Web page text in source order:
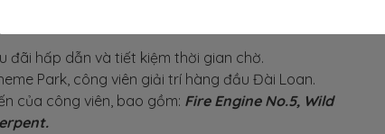
đãi hấp dẫn và tiết kiệm thời gian chờ.
Park, công viên giải trí hàng đầu Đài Loan.
của công viên, bao gồm: Fire Engine No.5, Wild